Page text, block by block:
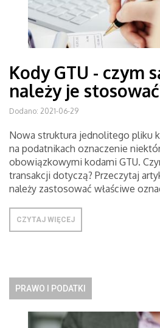
Kody GTU - czym
należy je
Dodano: 2021-06-29
Nowa struktura jednolitego pliku
na podatnikach oznaczenie
obowiązkowymi kodami GTU.
transakcji dotyczą? Przeczytaj
należy zastosować właściwe
CZYTAJ WIĘCEJ
PRAWO I PODATKI